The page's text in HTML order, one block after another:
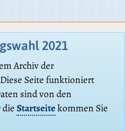
2021
Archiv der
Seite funktioniert
sind von den
Startseitekommen Sie